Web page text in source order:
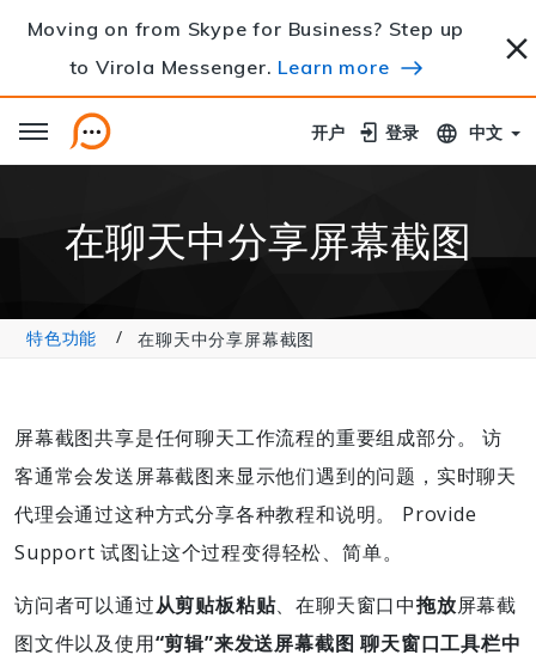
Moving on from Skype for Business? Step up
to Virola Messenger. Learn more
开户
开户 登录
登录 中文
在聊天中分享屏幕截图
特色功能 在聊天中分享屏幕截图
屏幕截图共享是任何聊天工作流程的重要组成部分。 访
客通常会发送屏幕截图来显示他们遇到的问题，实时聊天
代理会通过这种方式分享各种教程和说明。 Provide
Support 试图让这个过程变得轻松、简单。
访问者可以通过从剪贴板粘贴、在聊天窗口中拖放屏幕截
图文件以及使用“剪辑”来发送屏幕截图 聊天窗口工具栏中